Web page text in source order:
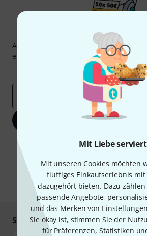
Mit Liebe
Mit unseren Cookies möchten
fluffiges Einkaufserlebnis mit
dazugehört bieten. Dazu
passende Angebote,
und das Merken von
Sie okay ist, stimmen Sie der
für Präferenzen, Statistiken
Thomann
Abonniere den Thomann Newsletter
etwas Glück einen von50 Gutscheinen
Inspirierende Beiträge
Deals
Jetzt anmelden
Mit Klick auf „Jetzt anmelden“ stimmen Sie
Werbung und einer Messung des E-Mail-
Abmeldung ist jederzeit möglich. Weitere
unseren
* Pflichtfeld
Sicher einkaufen & bezahlen